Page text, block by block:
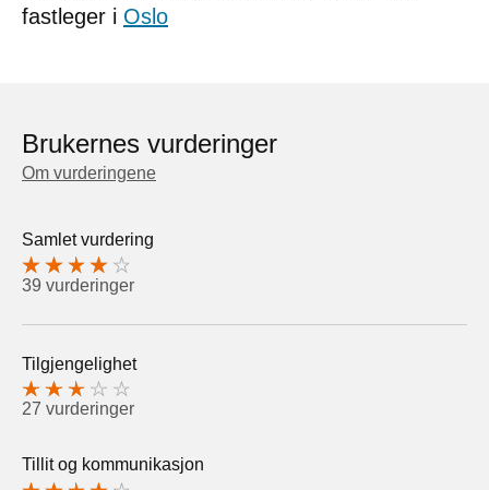
fastleger i Oslo
Brukernes vurderinger
Om vurderingene
Samlet vurdering
39 vurderinger
Tilgjengelighet
27 vurderinger
Tillit og kommunikasjon